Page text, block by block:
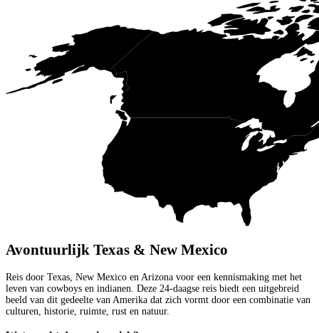
Avontuurlijk Texas & New Mexico
Reis door Texas, New Mexico en Arizona voor een kennismaking met het
leven van cowboys en indianen. Deze 24-daagse reis biedt een uitgebreid
beeld van dit gedeelte van Amerika dat zich vormt door een combinatie van
culturen, historie, ruimte, rust en natuur.